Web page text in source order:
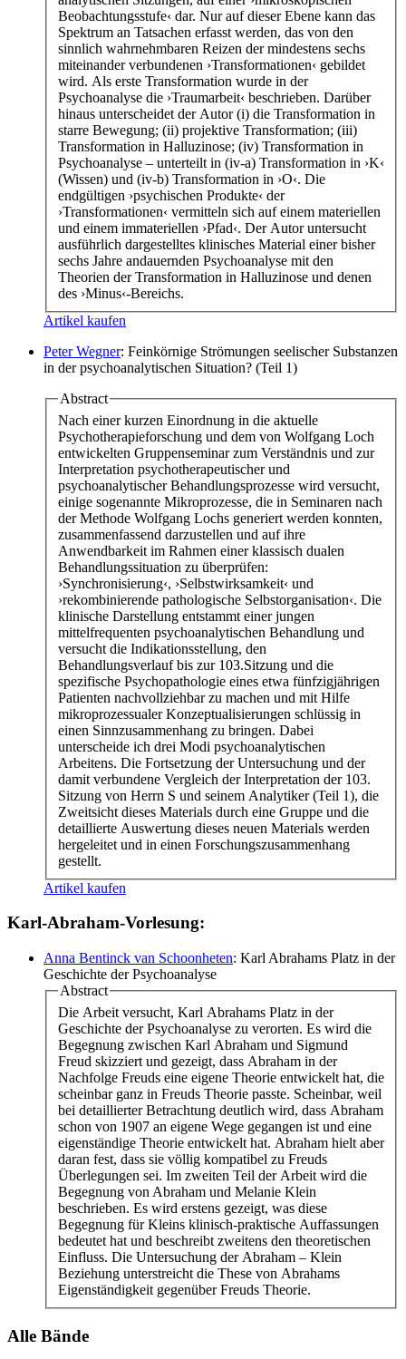
Beobachtungsstufe‹ dar. Nur auf dieser Ebene kann das
Spektrum an Tatsachen erfasst werden, das von den
sinnlich wahrnehmbaren Reizen der mindestens sechs
miteinander verbundenen ›Transformationen‹ gebildet
wird. Als erste Transformation wurde in der
Psychoanalyse die ›Traumarbeit‹ beschrieben. Darüber
hinaus unterscheidet der Autor (i) die Transformation in
starre Bewegung; (ii) projektive Transformation; (iii)
Transformation in Halluzinose; (iv) Transformation in
Psychoanalyse – unterteilt in (iv-a) Transformation in ›K‹
(Wissen) und (iv-b) Transformation in ›O‹. Die
endgültigen ›psychischen Produkte‹ der
›Transformationen‹ vermitteln sich auf einem materiellen
und einem immateriellen ›Pfad‹. Der Autor untersucht
ausführlich dargestelltes klinisches Material einer bisher
sechs Jahre andauernden Psychoanalyse mit den
Theorien der Transformation in Halluzinose und denen
des ›Minus‹-Bereichs.
Artikel kaufen
Peter Wegner: Feinkörnige Strömungen seelischer Substanzen
in der psychoanalytischen Situation? (Teil 1)
Abstract
Nach einer kurzen Einordnung in die aktuelle
Psychotherapieforschung und dem von Wolfgang Loch
entwickelten Gruppenseminar zum Verständnis und zur
Interpretation psychotherapeutischer und
psychoanalytischer Behandlungsprozesse wird versucht,
einige sogenannte Mikroprozesse, die in Seminaren nach
der Methode Wolfgang Lochs generiert werden konnten,
zusammenfassend darzustellen und auf ihre
Anwendbarkeit im Rahmen einer klassisch dualen
Behandlungssituation zu überprüfen:
›Synchronisierung‹, ›Selbstwirksamkeit‹ und
›rekombinierende pathologische Selbstorganisation‹. Die
klinische Darstellung entstammt einer jungen
mittelfrequenten psychoanalytischen Behandlung und
versucht die Indikationsstellung, den
Behandlungsverlauf bis zur 103.Sitzung und die
spezifische Psychopathologie eines etwa fünfzigjährigen
Patienten nachvollziehbar zu machen und mit Hilfe
mikroprozessualer Konzeptualisierungen schlüssig in
einen Sinnzusammenhang zu bringen. Dabei
unterscheide ich drei Modi psychoanalytischen
Arbeitens. Die Fortsetzung der Untersuchung und der
damit verbundene Vergleich der Interpretation der 103.
Sitzung von Herrn S und seinem Analytiker (Teil 1), die
Zweitsicht dieses Materials durch eine Gruppe und die
detaillierte Auswertung dieses neuen Materials werden
hergeleitet und in einen Forschungszusammenhang
gestellt.
Artikel kaufen
Karl-Abraham-Vorlesung:
Anna Bentinck van Schoonheten: Karl Abrahams Platz in der
Geschichte der Psychoanalyse
Abstract
Die Arbeit versucht, Karl Abrahams Platz in der
Geschichte der Psychoanalyse zu verorten. Es wird die
Begegnung zwischen Karl Abraham und Sigmund
Freud skizziert und gezeigt, dass Abraham in der
Nachfolge Freuds eine eigene Theorie entwickelt hat, die
scheinbar ganz in Freuds Theorie passte. Scheinbar, weil
bei detaillierter Betrachtung deutlich wird, dass Abraham
schon von 1907 an eigene Wege gegangen ist und eine
eigenständige Theorie entwickelt hat. Abraham hielt aber
daran fest, dass sie völlig kompatibel zu Freuds
Überlegungen sei. Im zweiten Teil der Arbeit wird die
Begegnung von Abraham und Melanie Klein
beschrieben. Es wird erstens gezeigt, was diese
Begegnung für Kleins klinisch-praktische Auffassungen
bedeutet hat und beschreibt zweitens den theoretischen
Einfluss. Die Untersuchung der Abraham – Klein
Beziehung unterstreicht die These von Abrahams
Eigenständigkeit gegenüber Freuds Theorie.
Alle Bände